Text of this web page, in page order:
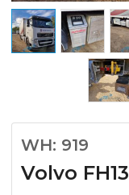
WH: 919
Volvo FH13